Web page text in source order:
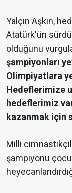
Yalçın Aşkın,
Atatürk'ün
olduğunu
şampiyonları
Olimpiyatlara
Hedeflerimize
hedeflerimiz
kazanmak için
Milli
şampiyonu